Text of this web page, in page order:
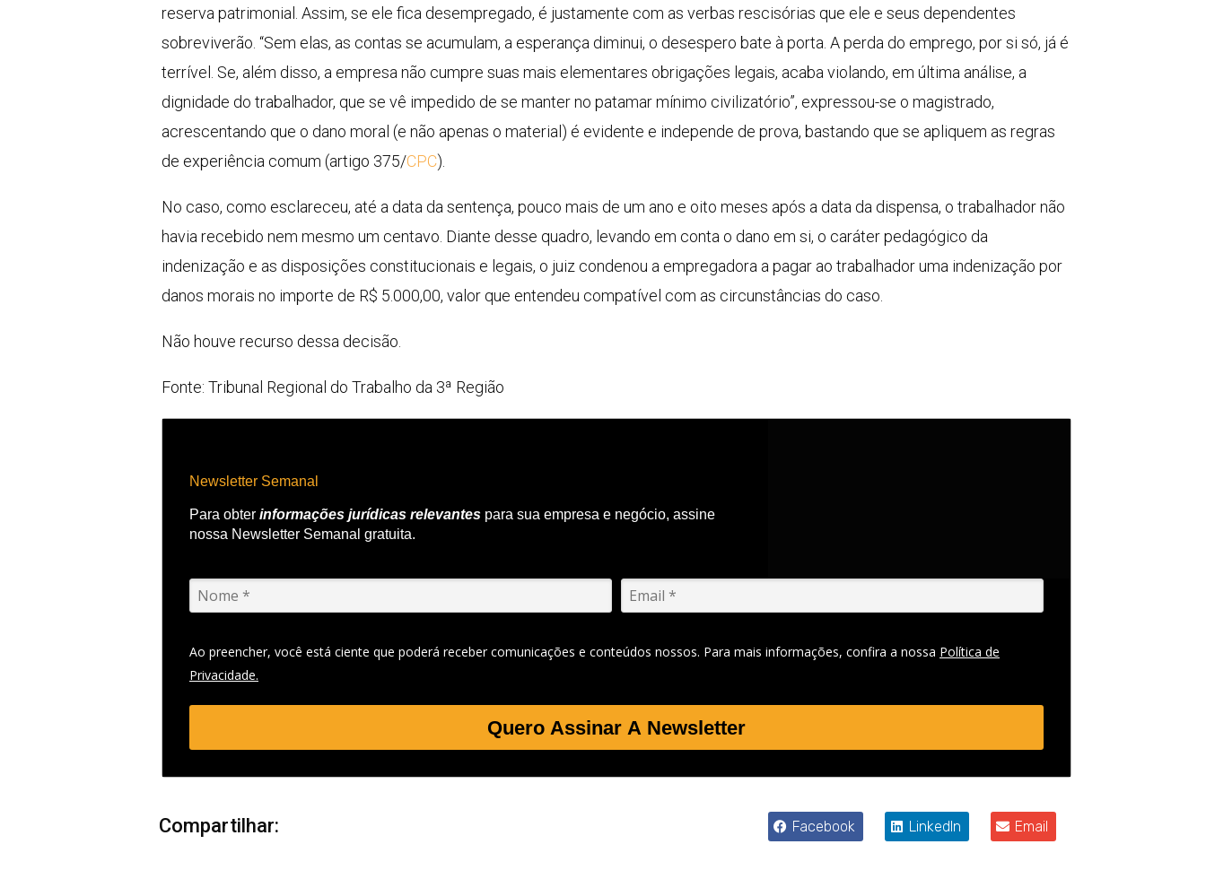
reserva patrimonial. Assim, se ele fica desempregado, é justamente com as verbas rescisórias que ele e seus dependentes
sobreviverão. “Sem elas, as contas se acumulam, a esperança diminui, o desespero bate à porta. A perda do emprego, por si só, já é
terrível. Se, além disso, a empresa não cumpre suas mais elementares obrigações legais, acaba violando, em última análise, a
dignidade do trabalhador, que se vê impedido de se manter no patamar mínimo civilizatório”, expressou-se o magistrado,
acrescentando que o dano moral (e não apenas o material) é evidente e independe de prova, bastando que se apliquem as regras
de experiência comum (artigo 375/CPC).
No caso, como esclareceu, até a data da sentença, pouco mais de um ano e oito meses após a data da dispensa, o trabalhador não
havia recebido nem mesmo um centavo. Diante desse quadro, levando em conta o dano em si, o caráter pedagógico da
indenização e as disposições constitucionais e legais, o juiz condenou a empregadora a pagar ao trabalhador uma indenização por
danos morais no importe de R$ 5.000,00, valor que entendeu compatível com as circunstâncias do caso.
Não houve recurso dessa decisão.
Fonte: Tribunal Regional do Trabalho da 3ª Região
Newsletter Semanal
Para obter informações jurídicas relevantes para sua empresa e negócio, assine
nossa Newsletter Semanal gratuita.
Ao preencher, você está ciente que poderá receber comunicações e conteúdos nossos. Para mais informações, confira a nossa Política de
Privacidade.
Quero Assinar A Newsletter
Compartilhar: Facebook LinkedIn Email